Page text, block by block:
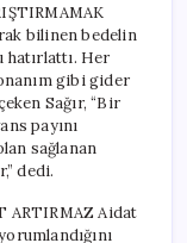
bilinen bedelin
hatırlattı. Her
gibi gider
Sağır, “Bir
payını
sağlanan
dedi.
ARTIRMAZ Aidat